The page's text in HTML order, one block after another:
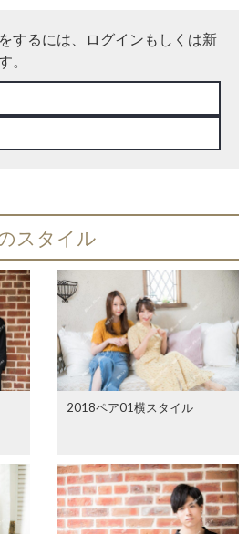
するには、ログインもしくは新
。
スタイル
2018ペア01横スタイル